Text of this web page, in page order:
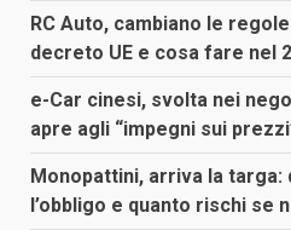
RC Auto, cambiano le
decreto UE e cosa fare nel
e-Car cinesi, svolta nei
apre agli “impegni sui
Monopattini, arriva la targa:
l’obbligo e quanto rischi se